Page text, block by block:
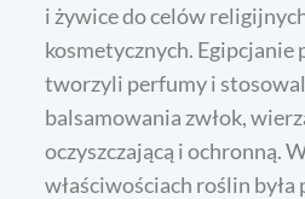
i żywice do celów
kosmetycznych. Egipcjanie
tworzyli perfumy i
balsamowania zwłok,
oczyszczającą i ochronną.
właściwościach roślin była